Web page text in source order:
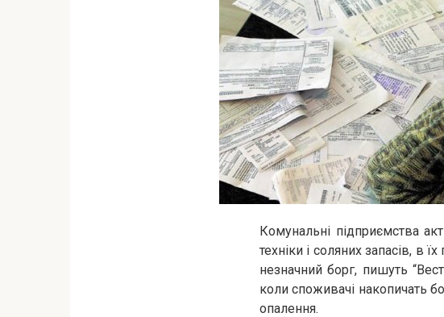
Комунальні підприємства
техніки і соляних запасів, в
незначний борг, пишуть
коли споживачі накопичать
опалення.